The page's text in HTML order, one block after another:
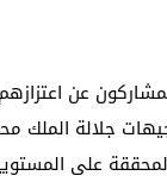
عن
جلالة
على